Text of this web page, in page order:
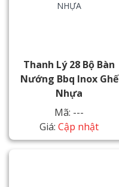
Thanh Lý 28 Bộ Bàn
Nướng Bbq Inox Ghế
Nhựa
Mã: ---
Giá: Cập nhật